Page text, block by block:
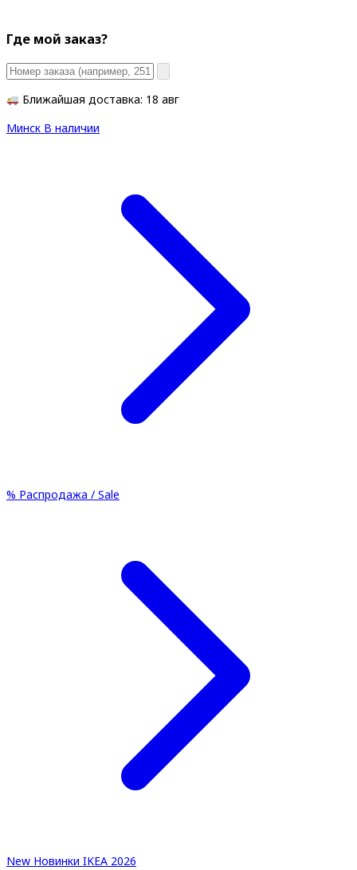
Где мой заказ?
Ближайшая доставка: 18 авг
Минск В наличии
% Распродажа / Sale
New Новинки IKEA 2026